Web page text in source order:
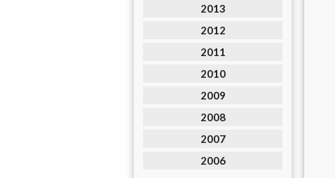
2013
2012
2011
2010
2009
2008
2007
2006